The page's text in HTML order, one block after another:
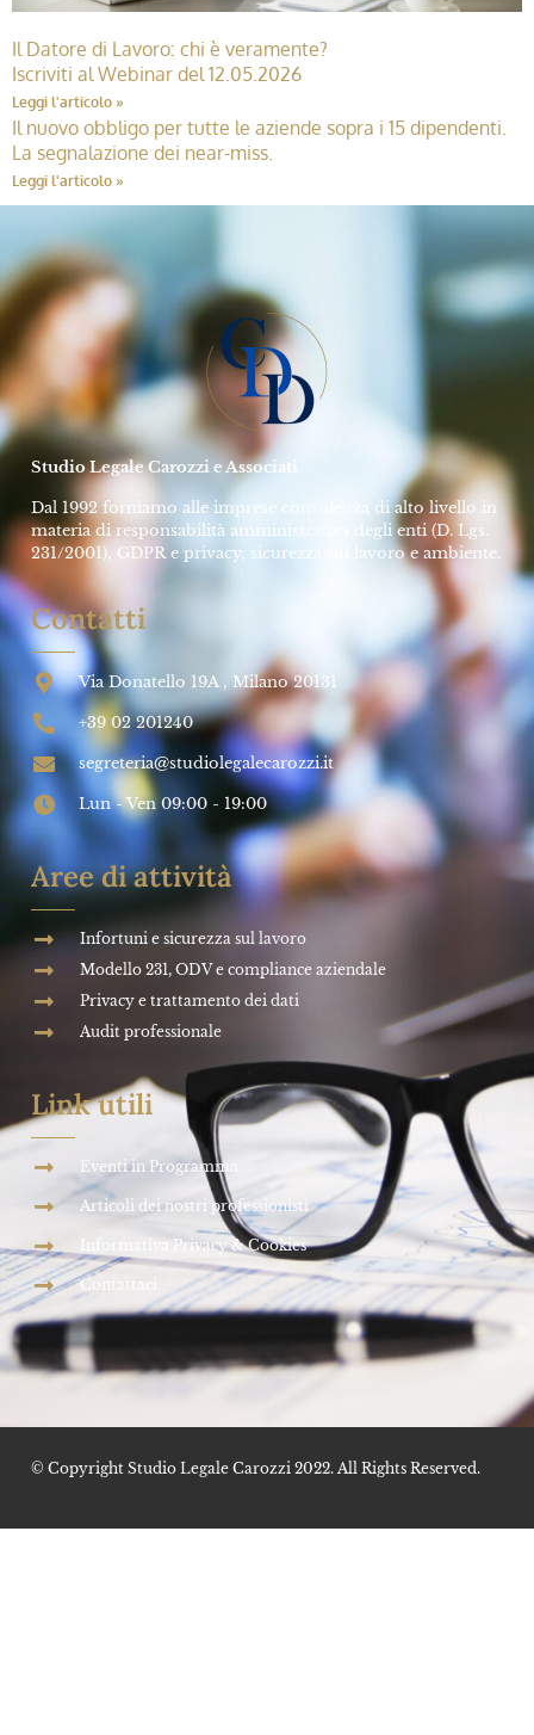
Il Datore di Lavoro: chi è veramente?
Iscriviti al Webinar del 12.05.2026
Leggi l'articolo »
Il nuovo obbligo per tutte le aziende sopra i 15 dipendenti.
La segnalazione dei near-miss.
Leggi l'articolo »
Studio Legale Carozzi e Associati
Dal 1992 forniamo alle imprese consulenza di alto livello in
materia di responsabilità amministrativa degli enti (D. Lgs.
231/2001), GDPR e privacy, sicurezza sul lavoro e ambiente.
Contatti
Via Donatello 19A , Milano 20131
+39 02 201240
segreteria@studiolegalecarozzi.it
Lun - Ven 09:00 - 19:00
Aree di attività
Infortuni e sicurezza sul lavoro
Modello 231, ODV e compliance aziendale
Privacy e trattamento dei dati
Audit professionale
Link utili
Eventi in Programma
Articoli dei nostri professionisti
Informativa Privacy & Cookies
Contattaci
© Copyright Studio Legale Carozzi 2022. All Rights Reserved.